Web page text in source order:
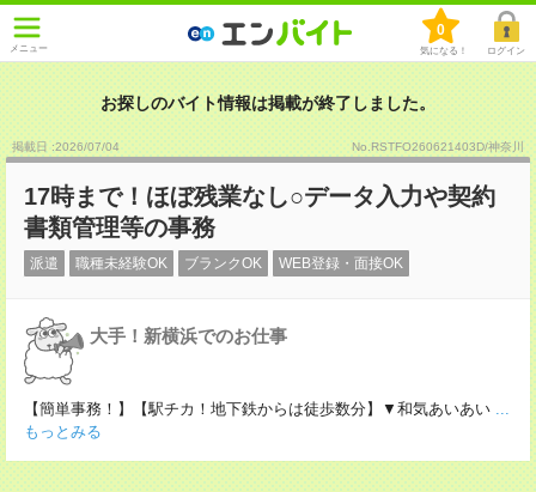
メニュー
0
気になる！ ログイン
お探しのバイト情報は掲載が終了しました。
掲載日 :2026/07/04 No.RSTFO260621403D/神奈川
17時まで！ほぼ残業なし○データ入力や契約
書類管理等の事務
派遣 職種未経験OK ブランクOK WEB登録・面接OK
大手！新横浜でのお仕事
【簡単事務！】【駅チカ！地下鉄からは徒歩数分】▼和気あいあい ...
もっとみる